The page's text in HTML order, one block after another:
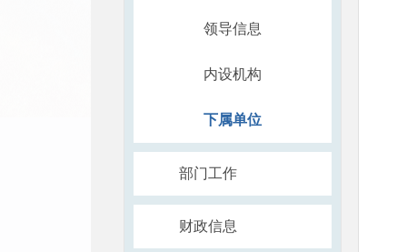
领导信息
内设机构
下属单位
部门工作
财政信息